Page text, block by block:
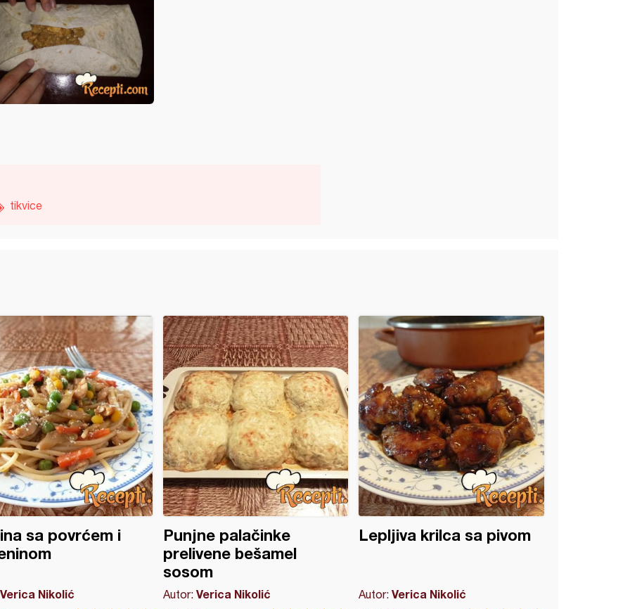
tikvice
sa povrćem i
Verica Nikolić
Punjne palačinke
prelivene bešamel
sosom
Autor: Verica Nikolić
Lepljiva krilca sa pivom
Autor:Verica Nikolić